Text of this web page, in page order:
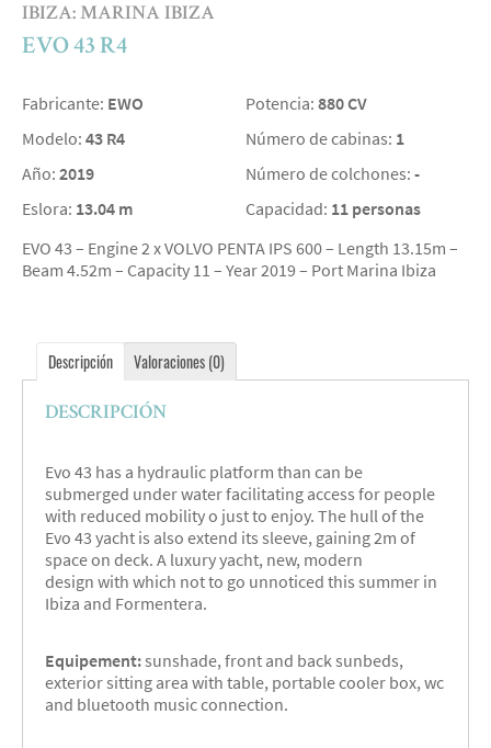
IBIZA: MARINA IBIZA
EVO 43 R4
Fabricante: EWO
Modelo: 43 R4
Año: 2019
Eslora: 13.04 m
Potencia: 880 CV
Número de cabinas: 1
Número de colchones: -
Capacidad: 11 personas
EVO 43 – Engine 2 x VOLVO PENTA IPS 600 – Length 13.15m –
Beam 4.52m – Capacity 11 – Year 2019 – Port Marina Ibiza
Descripción Valoraciones (0)
DESCRIPCIÓN
Evo 43 has a hydraulic platform than can be
submerged under water facilitating access for people
with reduced mobility o just to enjoy. The hull of the
Evo 43 yacht is also extend its sleeve, gaining 2m of
space on deck. A luxury yacht, new, modern
design with which not to go unnoticed this summer in
Ibiza and Formentera.
Equipement:sunshade, front and back sunbeds,
exterior sitting area with table, portable cooler box, wc
and bluetooth music connection.